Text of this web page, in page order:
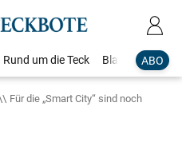
ABO
Rund um die Teck Blaulicht
Für die „Smart City“ sind noch